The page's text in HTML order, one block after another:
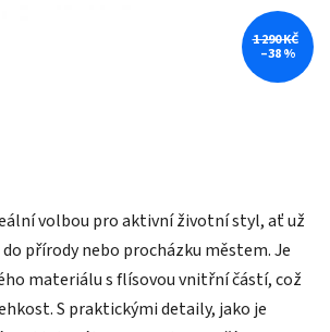
volbou pro aktivní životní styl, ať už
přírody nebo procházku městem. Je
materiálu s flísovou vnitřní částí, což
S praktickými detaily, jako je
1 290 KČ
–38 %